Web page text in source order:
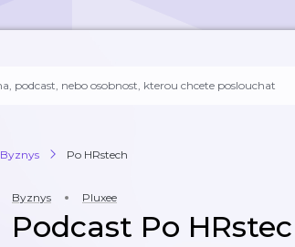
Byznys Po HRstech
Byznys Pluxee
Podcast Po